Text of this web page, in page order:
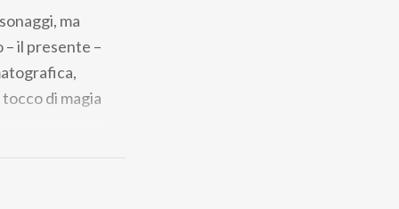
ma
il presente –
di magia